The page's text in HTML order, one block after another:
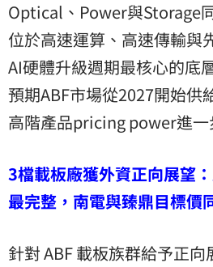
Optical、Power與Storage
位於高速運算、高速傳輸與
AI硬體升級週期最核心的底
預期ABF市場從2027開始供
高階產品pricing power進一
3檔載板廠獲外資正向展望
最完整，南電與臻鼎目標價
針對 ABF 載板族群給予正向